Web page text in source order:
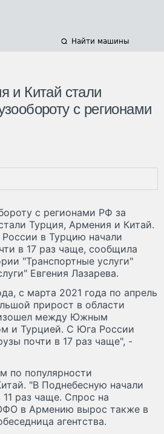
Найти машины
и Китай стали
с регионами
с регионами РФ за
Турция, Армения и Китай.
в Турцию начали
в 17 раз чаще, сообщила
"Транспортные услуги"
Евгения Лазарева.
с марта 2021 года по апрель
прирост в области
между Южным
и Турцией. С Юга России
почти в 17 раз чаще", -
по популярности
"В Поднебесную начали
раз чаще. Спрос на
в Армению вырос также в
агентства.